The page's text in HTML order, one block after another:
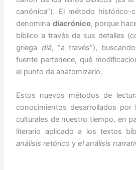
canónica”). El método histórico-
denomina diacrónico, porque
bíblico a través de sus detalles
griega diá, “a través”),
fuente pertenece, qué
el punto de anatomizarlo.
Estos nuevos métodos de
conocimientos desarrollados por
culturales de nuestro tiempo, en
literario aplicado a los textos
análisis retórico yel análisis